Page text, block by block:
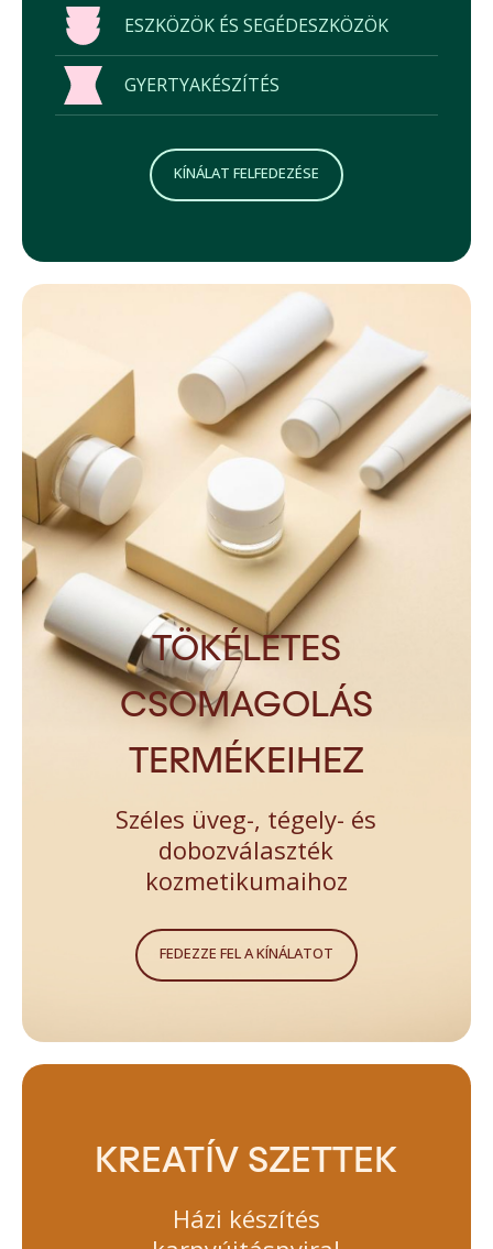
ESZKÖZÖK ÉS SEGÉDESZKÖZÖK
GYERTYAKÉSZÍTÉS
KÍNÁLAT FELFEDEZÉSE
TÖKÉLETES
CSOMAGOLÁS
TERMÉKEIHEZ
Széles üveg-, tégely- és
dobozválaszték
kozmetikumaihoz
FEDEZZE FEL A KÍNÁLATOT
KREATÍV SZETTEK
Házi készítés